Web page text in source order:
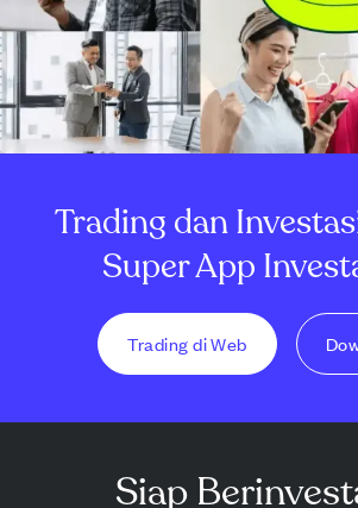
Trading dan
Super App
Trading di Web
Siap